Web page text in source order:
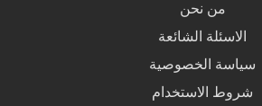
من نحن
الاسئلة الشائعة
سياسة الخصوصية
شروط الاستخدام